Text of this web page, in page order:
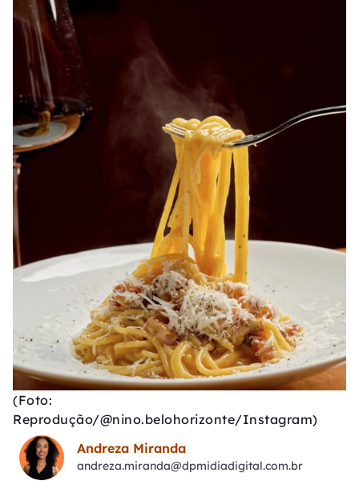
(Foto:
Reprodução/@nino.belohorizonte/Instagram)
Andreza Miranda
andreza.miranda@dpmidiadigital.com.br